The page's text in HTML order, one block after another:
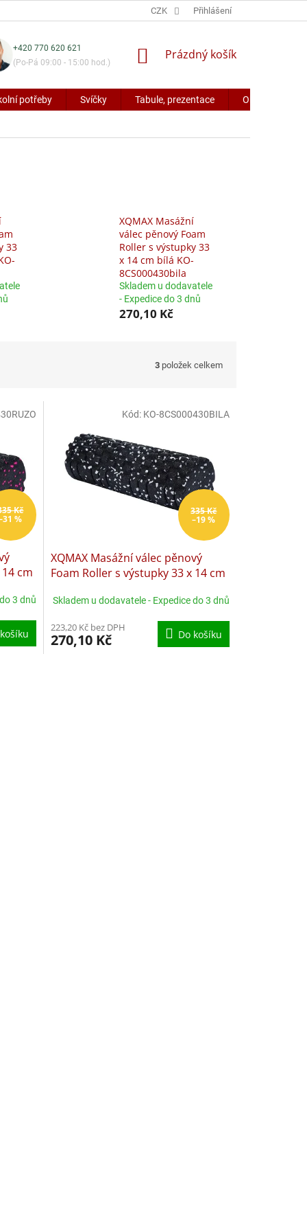
CZK Přihlášení
+420 770 620 621
(Po-Pá 09:00 - 15:00 hod.)
NÁKUPNÍ
Prázdný košík
potřeby Svíčky Tabule, prezentace Obaly a
33
XQMAX Masážní
válec pěnový Foam
Roller s výstupky 33
x 14 cm bílá KO-
8CS000430bila
Skladem u dodavatele
- Expedice do 3 dnů
270,10 Kč
3 položek celkem
Kč
%
cm
3 dnů
335 Kč
–19 %
XQMAX Masážní válec pěnový
Foam Roller s výstupky 33 x 14 cm
Skladem u dodavatele - Expedice do 3 dnů
223,20 Kč bez DPH
270,10 Kč Do košíku
Kód: KO-8CS000430BILA